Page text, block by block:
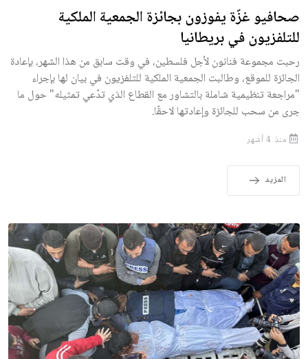
صحافيو غزّة يفوزون بجائزة الجمعية الملكية
للتلفزيون في بريطانيا
رحبت مجموعة فنانون لأجل فلسطين، في وقت سابق من هذا الشهر، بإعادة
الجائزة للموقع، وطالبت الجمعية الملكية للتلفزيون في بيان لها بإجراء
"مراجعة تنظيمية شاملة بالتشاور مع القطاع الذي تدّعي تمثيله" حول ما
جرى من سحب للجائزة وإعادتها لاحقًا.
منذ 4 أشهر
المزيد